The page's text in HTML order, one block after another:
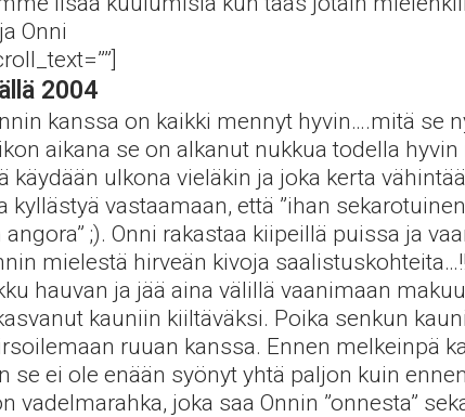
Onni
2004
kanssa on kaikki mennyt hyvin….mitä se
aikana se on alkanut nukkua todella
käydään ulkona vieläkin ja joka kerta
kyllästyä vastaamaan, että ”ihan
angora” ;). Onni rakastaa kiipeillä puissa ja
mielestä hirveän kivoja
hauvan ja jää aina välillä vaanimaan
kauniin kiiltäväksi. Poika senkun
ruuan kanssa. Ennen melkeinpä
se ei ole enään syönyt yhtä paljon kuin
vadelmarahka, joka saa Onnin ”onnesta”